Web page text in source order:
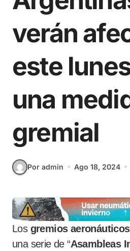
verán
este
una
gremial
Por admin Ago 18, 2024
Los gremios aeronáuticos
una serie de “Asambleas